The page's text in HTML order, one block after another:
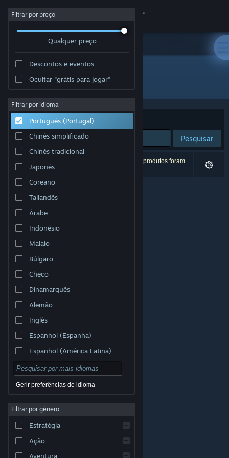
Iniciar sessão
Sobre
Apoio
Alterar idioma
Instala a app móvel do Steam
Ver versão para computadores
© Valve Corporation. Todos os direitos reservados.
respetivos proprietários nos E.U.A. e outros países.
Acessibilidade
Reembolsos|Cookies
Filtrar por preço
Qualquer preço
Descontos e eventos
Ocultar "grátis para jogar"
Filtrar por idioma
Português (Portugal)
Chinês simplificado
Chinês tradicional
Japonês
Coreano
Tailandês
Árabe
Indonésio
Malaio
Búlgaro
Checo
Dinamarquês
Alemão
Inglês
Espanhol (Espanha)
Espanhol (América Latina)
Gerir preferências de idioma
Filtrar por género
Estratégia
Ação
Aventura
Developer: Seidlsoft
Ordenar por Relevância
Pesquisar
0 resultados correspondentes à tua pesquisa. 2 produtos foram
excluídos com base nas tuas preferências.